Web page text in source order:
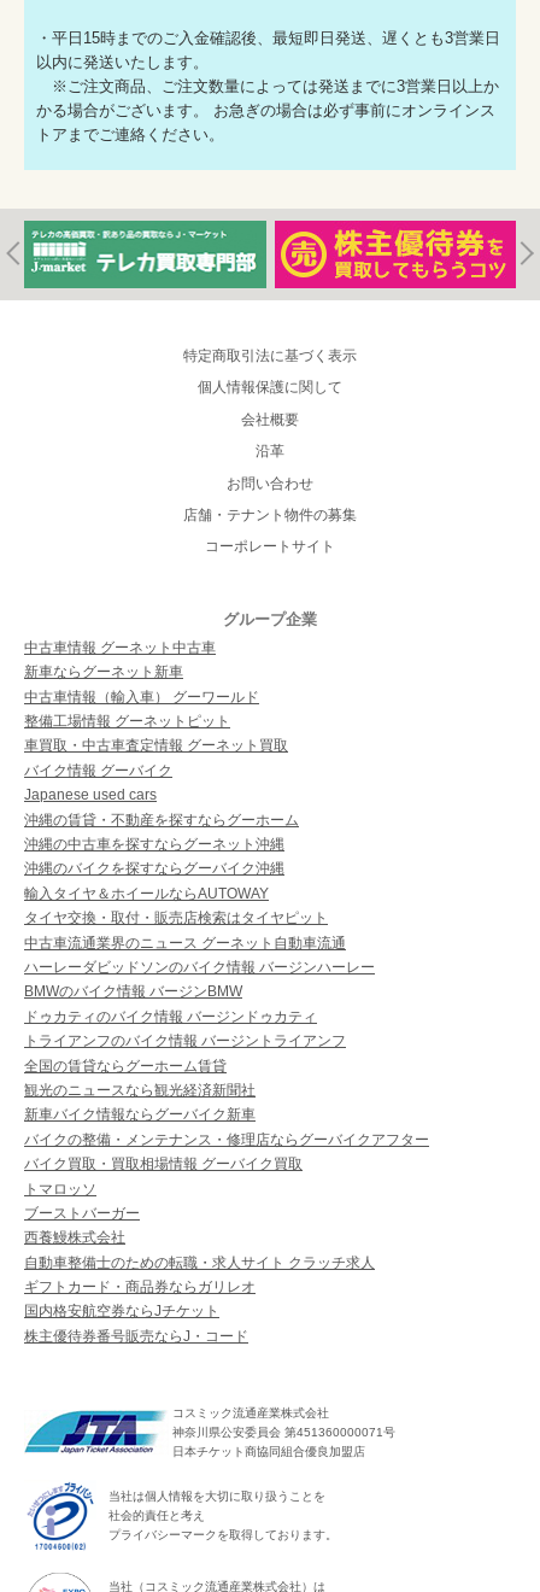
・平日15時までのご入金確認後、最短即日発送、遅くとも3営業日
以内に発送いたします。
※ご注文商品、ご注文数量によっては発送までに3営業日以上か
かる場合がございます。 お急ぎの場合は必ず事前にオンラインス
トアまでご連絡ください。
特定商取引法に基づく表示
個人情報保護に関して
会社概要
沿革
お問い合わせ
店舗・テナント物件の募集
コーポレートサイト
グループ企業
中古車情報 グーネット中古車
新車ならグーネット新車
中古車情報（輸入車） グーワールド
整備工場情報 グーネットピット
車買取・中古車査定情報 グーネット買取
バイク情報 グーバイク
Japanese used cars
沖縄の賃貸・不動産を探すならグーホーム
沖縄の中古車を探すならグーネット沖縄
沖縄のバイクを探すならグーバイク沖縄
輸入タイヤ＆ホイールならAUTOWAY
タイヤ交換・取付・販売店検索はタイヤピット
中古車流通業界のニュース グーネット自動車流通
ハーレーダビッドソンのバイク情報 バージンハーレー
BMWのバイク情報 バージンBMW
ドゥカティのバイク情報 バージンドゥカティ
トライアンフのバイク情報 バージントライアンフ
全国の賃貸ならグーホーム賃貸
観光のニュースなら観光経済新聞社
新車バイク情報ならグーバイク新車
バイクの整備・メンテナンス・修理店ならグーバイクアフター
バイク買取・買取相場情報 グーバイク買取
トマロッソ
ブーストバーガー
西養鰻株式会社
自動車整備士のための転職・求人サイト クラッチ求人
ギフトカード・商品券ならガリレオ
国内格安航空券ならJチケット
株主優待券番号販売ならJ・コード
コスミック流通産業株式会社
神奈川県公安委員会 第451360000071号
日本チケット商協同組合優良加盟店
当社は個人情報を大切に取り扱うことを
社会的責任と考え
プライバシーマークを取得しております。
当社（コスミック流通産業株式会社）は